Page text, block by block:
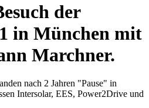
der
in München mit
Marchner.
nach 2 Jahren "Pause" in
Intersolar, EES, Power2Drive und